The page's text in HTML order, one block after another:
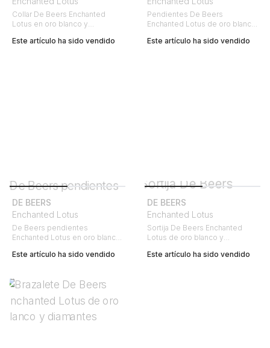
Collar De Beers Enchanted
Lotus en oro blanco y
Este artículo ha sido vendido
Pendientes De Beers
Enchanted Lotus de oro blanco
Este artículo ha sido vendido
DE BEERS
Enchanted Lotus
De Beers pendientes
Enchanted Lotus en oro blanco
Este artículo ha sido vendido
DE BEERS
Enchanted Lotus
Sortija De Beers Enchanted
Lotus de oro blanco y
Este artículo ha sido vendido